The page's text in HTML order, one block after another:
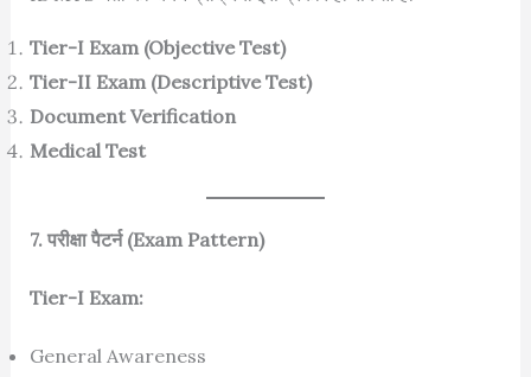
Tier-I Exam (Objective Test)
Tier-II Exam (Descriptive Test)
Document Verification
Medical Test
7. परीक्षा पैटर्न (Exam Pattern)
Tier-I Exam:
General Awareness